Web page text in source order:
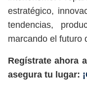
estratégico,
tendencias,
marcando el futuro
Regístrate ahora
asegura tu lugar: